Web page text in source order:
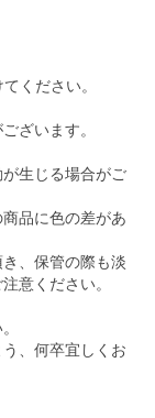
ください。
ざいます。
生じる場合がご
品に色の差があ
、保管の際も淡
意ください。
、何卒宜しくお